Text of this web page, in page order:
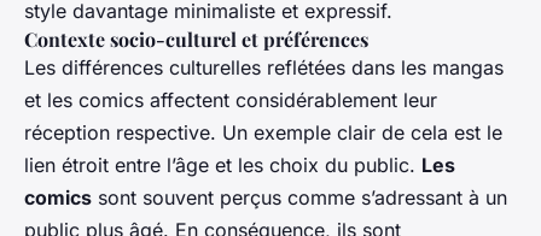
style davantage minimaliste et expressif.
Contexte socio-culturel et préférences
Les différences culturelles reflétées dans les mangas
et les comics affectent considérablement leur
réception respective. Un exemple clair de cela est le
lien étroit entre l’âge et les choix du public. Les
comics sont souvent perçus comme s’adressant à un
public plus âgé. En conséquence, ils sont